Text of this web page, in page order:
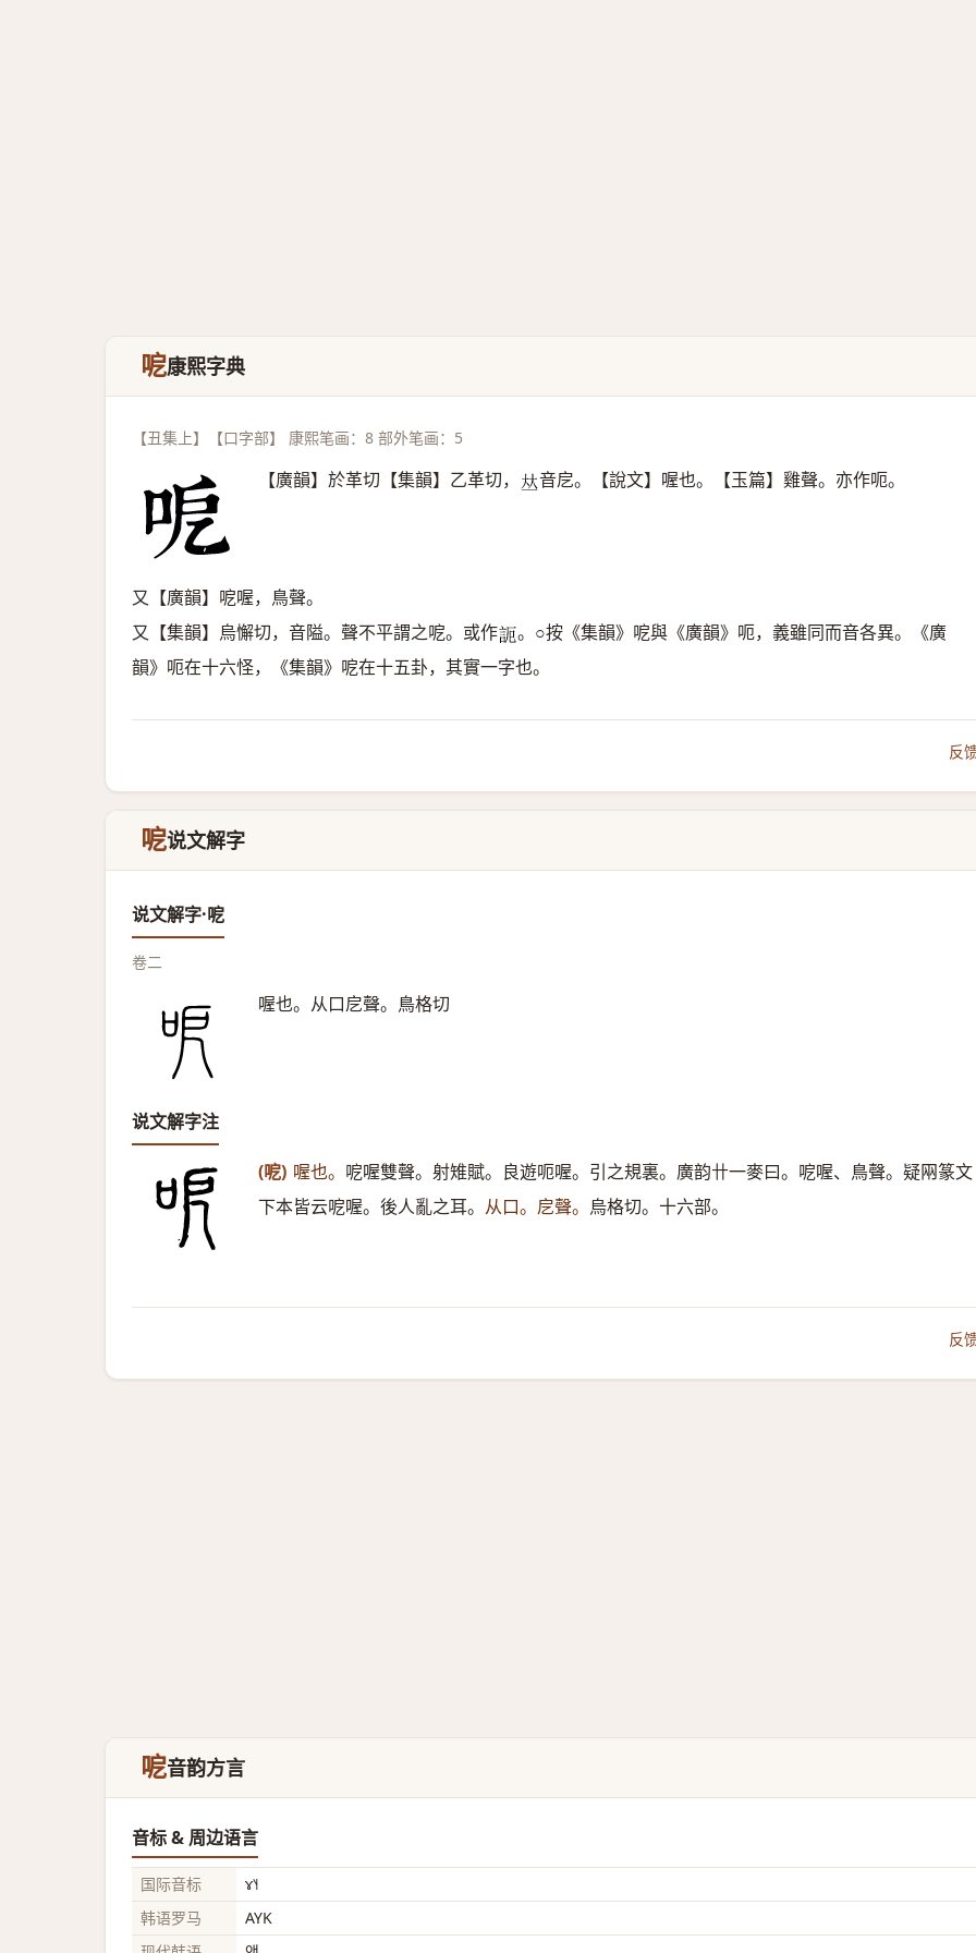
呝康熙字典
【丑集上】【口字部】 康熙笔画：8 部外笔画：5
【廣韻】於革切【集韻】乙革切， 𠀤音戹。【說文】喔也。【玉篇】雞聲。亦作呃。
又【廣韻】呝喔，鳥聲。
又【集韻】烏懈切，音隘。聲不平謂之呝。或作𧦠。○按《集韻》呝與《廣韻》呃，義雖同而音各異。《廣
韻》呃在十六怪，《集韻》呝在十五卦，其實一字也。
反
呝说文解字
说文解字·呝
卷二
喔也。从口戹聲。鳥格切
说文解字注
(呝) 喔也。 呝喔雙聲。射雉賦。良遊呃喔。引之規裏。廣韵卄一麥曰。呝喔、鳥聲。疑㒳篆文
下本皆云呝喔。後人亂之耳。 从口。戹聲。 烏格切。十六部。
反
呝音韵方言
音标 & 周边语言
国际音标
ɤ˥˧
韩语罗马
AYK